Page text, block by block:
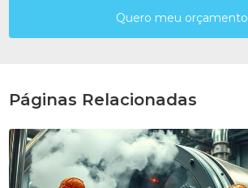
Quero meu orçamento
Páginas Relacionadas